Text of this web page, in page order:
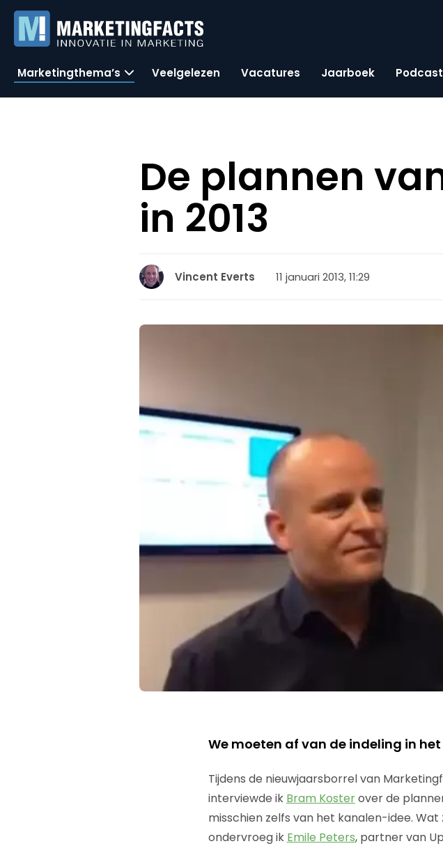
Marketingthema’s Veelgelezen Vacatures Jaarboek
De plannen
in 2013
Vincent Everts 11 januari 2013, 11:29
We moeten af van de indeling in
Tijdens de nieuwjaarsborrel van
interviewde ik Bram Kosterover de
misschien zelfs van het kanalen-idee. Wat
ondervroeg ik Emile Peters, partner van